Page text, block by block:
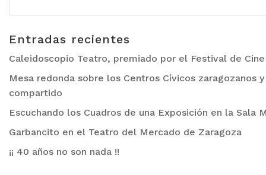
Entradas recientes
Caleidoscopio Teatro, premiado por el Festival de
Mesa redonda sobre los Centros Cívicos zaragozanos
compartido
Escuchando los Cuadros de una Exposición en la Sala
Garbancito en el Teatro del Mercado de Zaragoza
¡¡ 40 años no son nada !!